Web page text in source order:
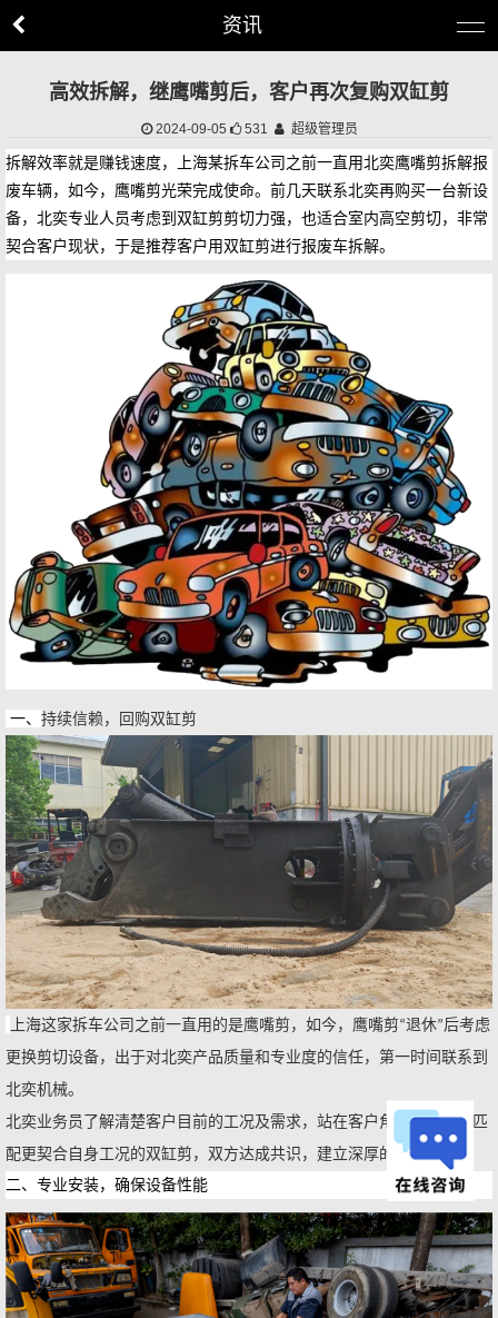
资讯
高效拆解，继鹰嘴剪后，客户再次复购双缸剪
2024-09-05 531 超级管理员
拆解效率就是赚钱速度，上海某拆车公司之前一直用北奕鹰嘴剪拆解报
废车辆，如今，鹰嘴剪光荣完成使命。前几天联系北奕再购买一台新设
备，北奕专业人员考虑到双缸剪剪切力强，也适合室内高空剪切，非常
契合客户现状，于是推荐客户用双缸剪进行报废车拆解。
一、 持续信赖，回购双缸剪
上海这家拆车公司之前一直用的是鹰嘴剪，如今，鹰嘴剪“退休”后考虑
更换剪切设备，出于对北奕产品质量和专业度的信任，第一时间联系到
北奕机械。
北奕业务员了解清楚客户目前的工况及需求，站在客户角度，为客户匹
配更契合自身工况的双缸剪，双方达成共识，建立深厚的默契。
二、 专业安装，确保设备性能